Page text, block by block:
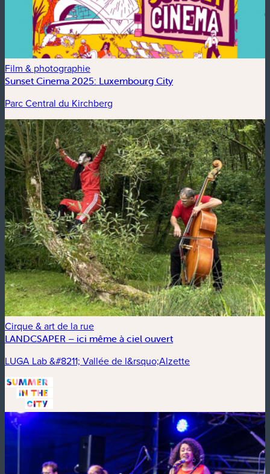
Film & photographie
Sunset Cinema 2025: Luxembourg City
Parc Central du Kirchberg
Cirque & art de la rue
LANDCSAPER – ici même à ciel ouvert
LUGA Lab &#8211; Vallée de l&rsquo;Alzette